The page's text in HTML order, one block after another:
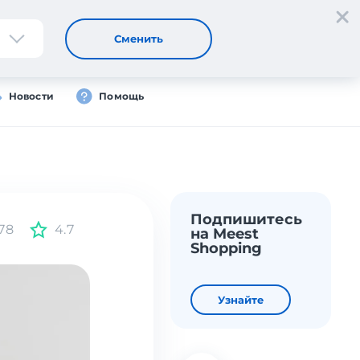
Регистрация Вход
Новости Помощь
Сменить
4.7
Подпишитесь
на Meest
Shopping
Узнайте